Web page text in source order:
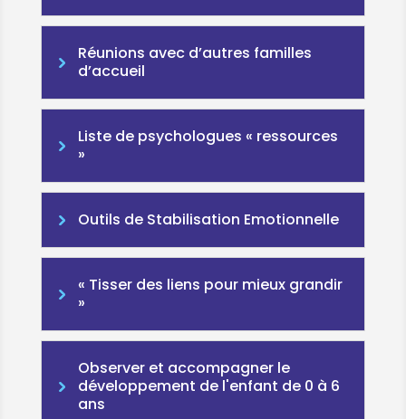
Réunions avec d’autres familles
d’accueil
Liste de psychologues « ressources
»
Outils de Stabilisation Emotionnelle
« Tisser des liens pour mieux grandir
»
Observer et accompagner le
développement de l'enfant de 0 à 6
ans